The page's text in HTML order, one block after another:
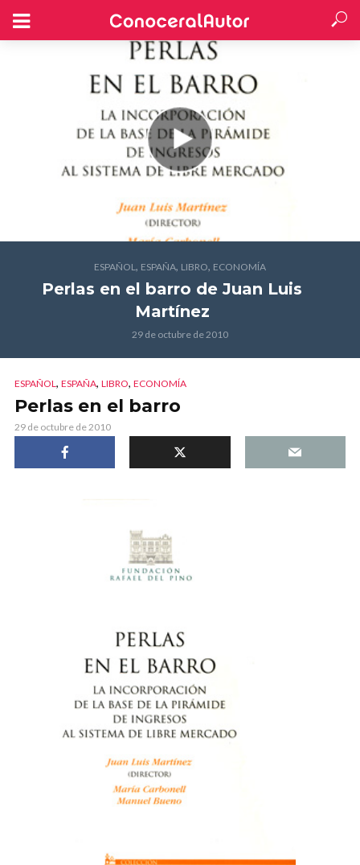
ESPAÑOL, ESPAÑA, LIBRO, ECONOMÍA
Perlas en el barro de Juan Luis
Martínez
29 de octubre de 2010
ESPAÑOL, ESPAÑA, LIBRO, ECONOMÍA
Perlas en el barro
29 de octubre de 2010